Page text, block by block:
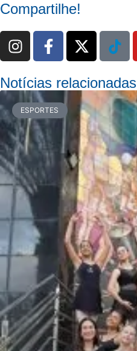
Compartilhe!
Notícias relacionadas
ESPORTES